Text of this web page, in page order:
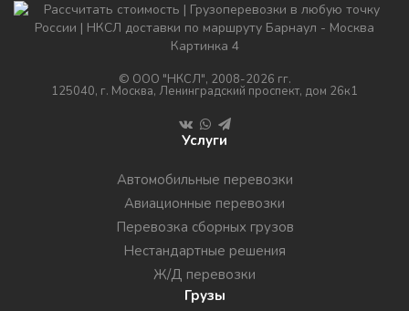
© ООО "НКСЛ", 2008-2026 гг.
125040, г. Москва, Ленинградский проспект, дом 26к1
Услуги
Автомобильные перевозки
Авиационные перевозки
Перевозка сборных грузов
Нестандартные решения
Ж/Д перевозки
Грузы